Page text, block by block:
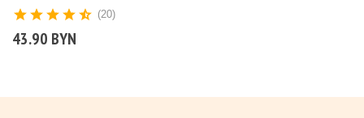
43.90 BYN
(20)